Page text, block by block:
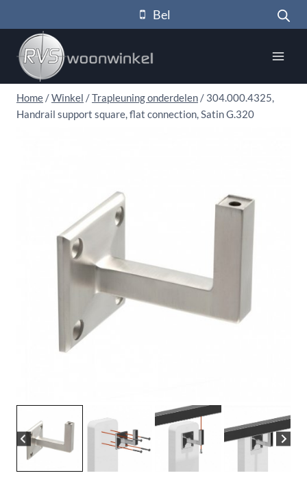
naar
inhoud
Bel
Home /Winkel /Trapleuning onderdelen / 304.000.4325,
Handrail support square, flat connection, Satin G.320